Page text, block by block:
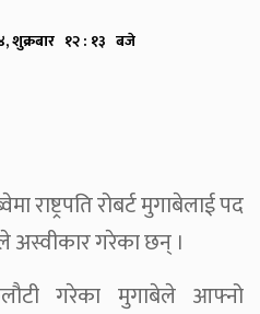
शुक्रबार १२ : १३ बजे
राष्ट्रपति रोबर्ट मुगाबेलाई पद
अस्वीकार गरेका छन् ।
गरेका मुगाबेले आफ्नो